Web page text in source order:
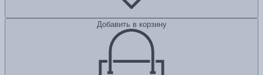
Добавить в корзину